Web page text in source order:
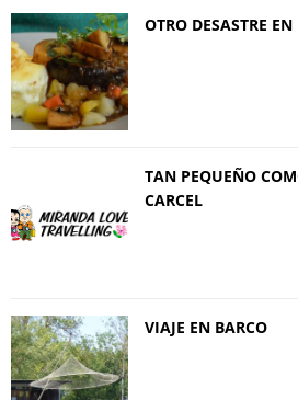
OTRO DESASTRE EN
TAN PEQUEÑO
CARCEL
VIAJE EN BARCO